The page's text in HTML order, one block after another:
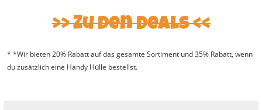
Zu den Deals
* *Wir bieten 20% Rabatt auf das gesamte Sortiment und 35% Rabatt, wenn
du zusätzlich eine Handy Hülle bestellst.